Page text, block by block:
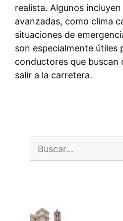
realista. Algunos
avanzadas, como clima
situaciones de
son especialmente útiles
conductores que buscan
salir a la carretera.